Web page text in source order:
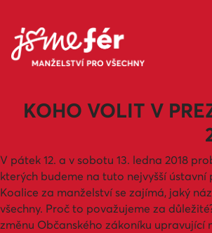
KOHO VOLIT V
V pátek 12. a v sobotu 13. ledna 2018
kterých budeme na tuto nejvyšší
Koalice za manželství se zajímá, jaký
všechny. Proč to považujeme za
změnu Občanského zákoníku